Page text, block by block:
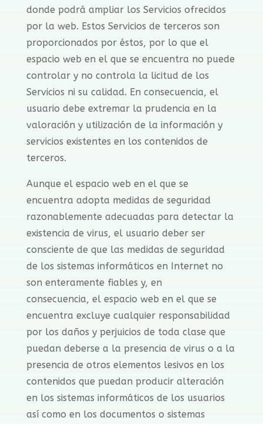
donde podrá ampliar los Servicios ofrecidos
por la web. Estos Servicios de terceros son
proporcionados por éstos, por lo que el
espacio web en el que se encuentra no puede
controlar y no controla la licitud de los
Servicios ni su calidad. En consecuencia, el
usuario debe extremar la prudencia en la
valoración y utilización de la información y
servicios existentes en los contenidos de
terceros.
Aunque el espacio web en el que se
encuentra adopta medidas de seguridad
razonablemente adecuadas para detectar la
existencia de virus, el usuario deber ser
consciente de que las medidas de seguridad
de los sistemas informáticos en Internet no
son enteramente fiables y, en
consecuencia, el espacio web en el que se
encuentra excluye cualquier responsabilidad
por los daños y perjuicios de toda clase que
puedan deberse a la presencia de virus o a la
presencia de otros elementos lesivos en los
contenidos que puedan producir alteración
en los sistemas informáticos de los usuarios
así como en los documentos o sistemas